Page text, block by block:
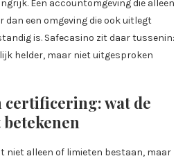
Een accountomgeving die alleen
dan een omgeving die ook uitlegt
is. Safecasino zit daar tussenin:
helder, maar niet uitgesproken
certificering: wat de
niet alleen of limieten bestaan, maar